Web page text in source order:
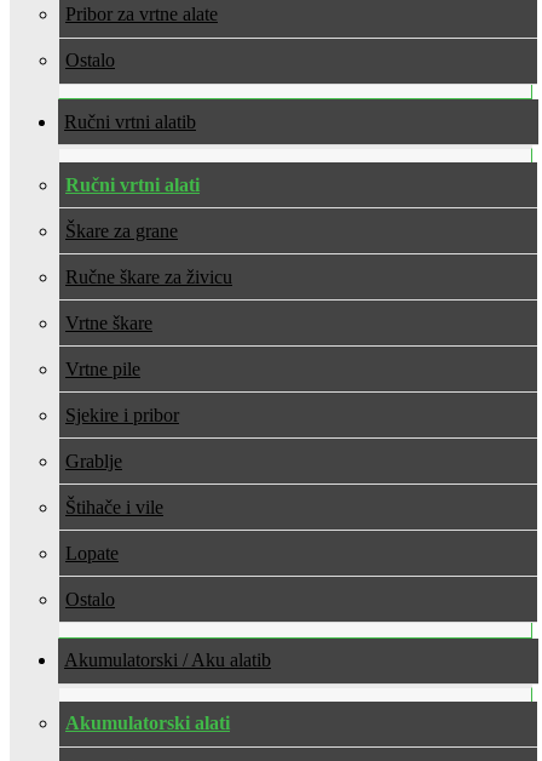
Pribor za vrtne alate
Ostalo
Ručni vrtni alati
Ručni vrtni alati
Škare za grane
Ručne škare za živicu
Vrtne škare
Vrtne pile
Sjekire i pribor
Grablje
Štihače i vile
Lopate
Ostalo
Akumulatorski / Aku alati
Akumulatorski alati